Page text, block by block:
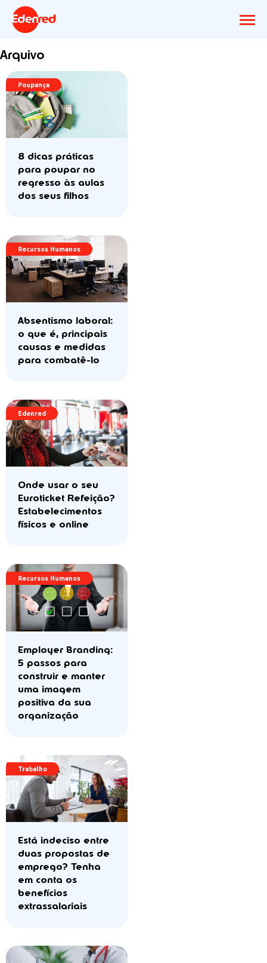
Arquivo
Poupança
8 dicas práticas
para poupar no
regresso às aulas
dos seus filhos
Recursos Humanos
Absentismo laboral:
o que é, principais
causas e medidas
para combatê-lo
Edenred
Onde usar o seu
Euroticket Refeição?
Estabelecimentos
físicos e online
Recursos Humanos
Employer Branding:
5 passos para
construir e manter
uma imagem
positiva da sua
organização
Trabalho
Está indeciso entre
duas propostas de
emprego? Tenha
em conta os
benefícios
extrassalariais